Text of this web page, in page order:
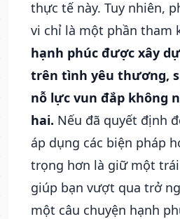
thực tế này. Tuy nhiên,
vi chỉ là một phần tham
hạnh phúc được xây
trên tình yêu thương,
nỗ lực vun đắp không
hai. Nếu đã quyết định
áp dụng các biện pháp
trọng hơn là giữ một
giúp bạn vượt qua trở
một câu chuyện hạnh